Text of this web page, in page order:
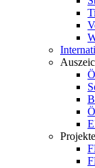
Projekte